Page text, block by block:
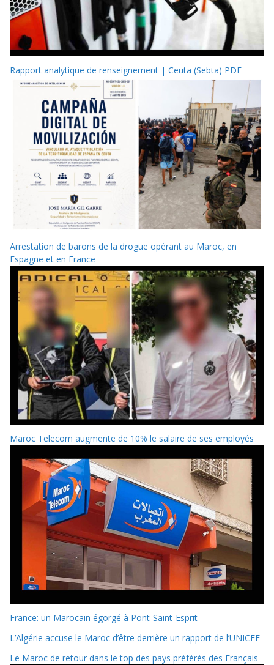
Rapport analytique de renseignement | Ceuta (Sebta) PDF
Arrestation de barons de la drogue opérant au Maroc, en
Espagne et en France
Maroc Telecom augmente de 10% le salaire de ses employés
France: un Marocain égorgé à Pont-Saint-Esprit
L’Algérie accuse le Maroc d’être derrière un rapport de l’UNICEF
Le Maroc de retour dans le top des pays préférés des Français